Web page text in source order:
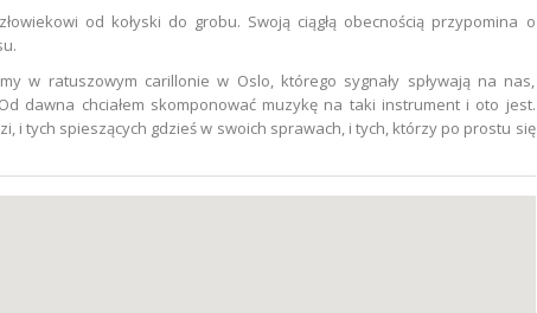
od kołyski do grobu. Swoją ciągłą obecnością przypomina o
w ratuszowym carillonie w Oslo, którego sygnały spływają na nas,
dawna chciałem skomponować muzykę na taki instrument i oto jest.
i tych spieszących gdzieś w swoich sprawach, i tych, którzy po prostu się